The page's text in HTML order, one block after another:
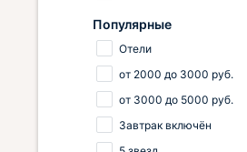
Популярные
Отели
от 2000 до 3000 руб.
от 3000 до 5000 руб.
Завтрак включён